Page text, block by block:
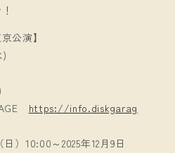
公演】
)
https://info.diskgarag
）10:00～2025年12月9日